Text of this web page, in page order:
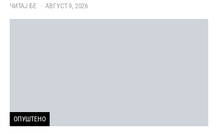
ЧИТАЈ БЕ АВГУСТ 9, 2026
ОПУШТЕНО